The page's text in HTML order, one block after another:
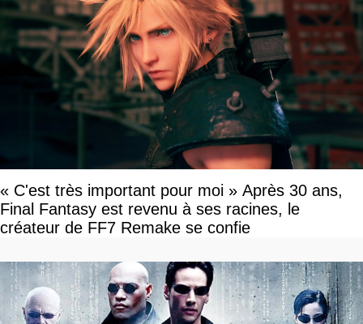
« C'est très important pour moi » Après 30 ans,
Final Fantasy est revenu à ses racines, le
créateur de FF7 Remake se confie